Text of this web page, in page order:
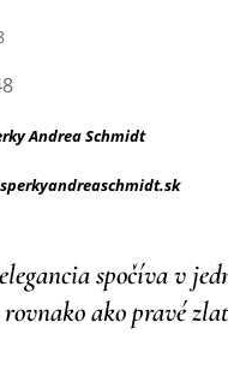
Andrea Schmidt
spočíva v
ako pravé